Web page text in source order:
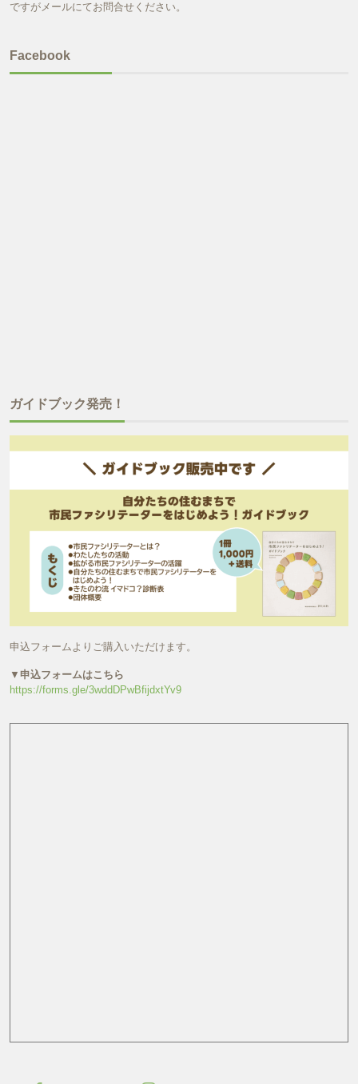
ですがメールにてお問合せください。
Facebook
ガイドブック発売！
申込フォームよりご購入いただけます。
▼ 申込フォームはこちら
https://forms.gle/3wddDPwBfijdxtYv9